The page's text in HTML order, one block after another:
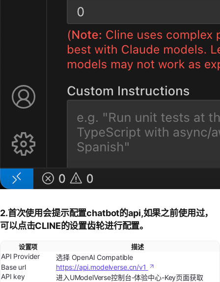
2.首次使用会提示配置chatbot的api,如果之前使用过，
可以点击CLINE的设置齿轮进行配置。
设置项 描述
API Provider
选择 OpenAI Compatible
Base url
https://api.modelverse.cn/v1
API key
进入UModelVerse控制台-体验中心-Key页面获取